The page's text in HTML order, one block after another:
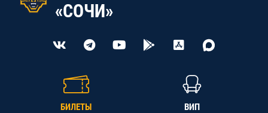
«СОЧИ»
БИЛЕТЫ ВИП